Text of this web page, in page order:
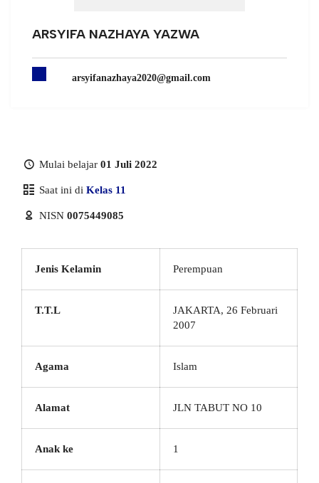
ARSYIFA NAZHAYA YAZWA
arsyifanazhaya2020@gmail.com
Mulai belajar 01 Juli 2022
Saat ini di Kelas 11
NISN 0075449085
Jenis Kelamin Perempuan
T.T.L
JAKARTA, 26 Februari
2007
Agama Islam
Alamat JLN TABUT NO 10
Anak ke 1